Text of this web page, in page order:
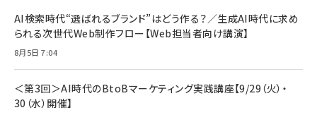
￥880
レイヤー
￥6,980
Anker Soundcore P31i (Bluetooth 6.1) 【完
全ワイヤレスイヤホン/アクティブノイズキャンセリ
ング/マルチポイント接続 / 最大50時間再生 / PSE
17 / 16 / 15 / Galaxy iPad Pro MacBook
Pro/Air 各種対応 (1.8m ミッドナイトブラック)
￥1,890
AI検索時代“選ばれるブランド”はどう作る？／生成AI時代に求め
られる次世代Web制作フロー【Web担当者向け講演】
8月5日 7:04
＜第3回＞AI時代のBtoBマーケティング実践講座【9/29（火）・
30（水）開催】